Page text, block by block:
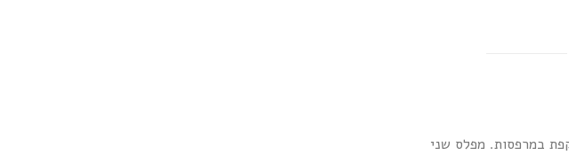
מפלס עיקרי כ 650 מ"ר, קומה שלמה מוקפת במרפסות. מפלס שני